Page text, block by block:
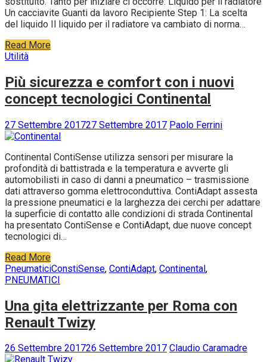
Un cacciavite Guanti da lavoro Recipiente Step 1: La scelta
del liquido Il liquido per il radiatore va cambiato di norma…
Read More
Utilità
Più sicurezza e comfort con i nuovi
concept tecnologici Continental
27 Settembre 201727 Settembre 2017 Paolo Ferrini
Continental ContiSense utilizza sensori per misurare la
profondità di battistrada e la temperatura e avverte gli
automobilisti in caso di danni a pneumatico – trasmissione
dati attraverso gomma elettroconduttiva. ContiAdapt assesta
la pressione pneumatici e la larghezza dei cerchi per adattare
la superficie di contatto alle condizioni di strada Continental
ha presentato ContiSense e ContiAdapt, due nuove concept
tecnologici di…
Read More
PneumaticiConstiSense, ContiAdapt, Continental,
PNEUMATICI
Una gita elettrizzante per Roma con
Renault Twizy
26 Settembre 201726 Settembre 2017 Claudio Caramadre